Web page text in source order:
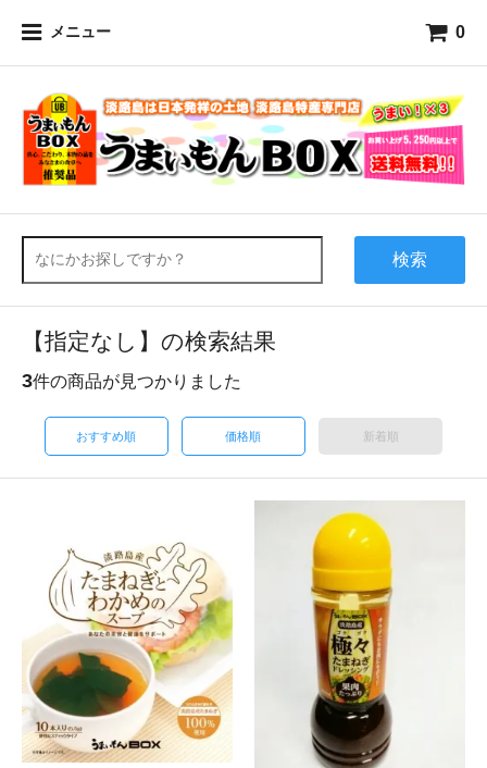
メニュー 0
検索
【指定なし】の検索結果
3件の商品が見つかりました
おすすめ順 価格順 新着順